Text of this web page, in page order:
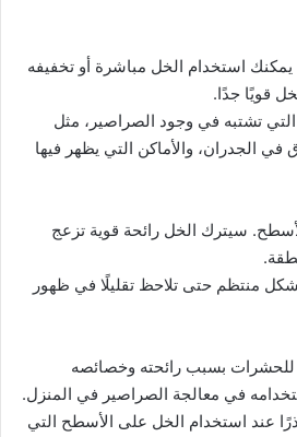
يمكنك استخدام الخل مباشرة أو تخفيفه
قويًا جدًا.
تشتبه في وجود الصراصير، مثل
في الجدران، والأماكن التي يظهر فيها
سيترك الخل رائحة قوية تزعج
بشكل منتظم حتى تلاحظ تقليلًا في ظهور
بسبب رائحته وخصائصه
في معالجة الصراصير في المنزل.
عند استخدام الخل على الأسطح التي